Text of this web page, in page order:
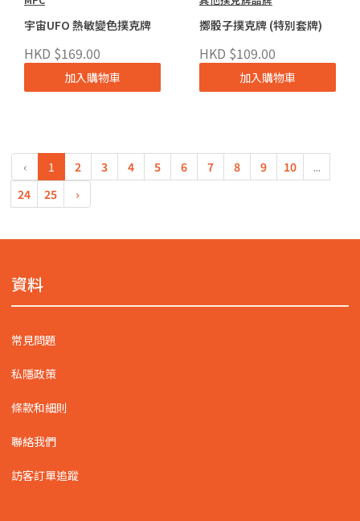
宇宙UFO 熱敏變色撲克牌
HKD $169.00
加入購物車
擲骰子撲克牌 (特別套牌)
HKD $109.00
加入購物車
‹ 1 2 3 4 5 6 7 8 9 10
...
24
25 ›
資料
常見問題
私隱政策
條款和細則
聯絡我們
訪客訂單追蹤